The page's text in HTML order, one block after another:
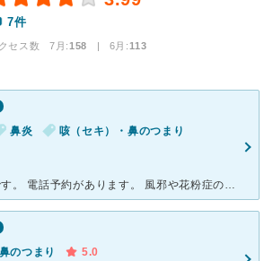
7件
セス数 7月:158 | 6月:113
鼻炎
咳（セキ）・鼻のつまり
とても人気の病院です。 電話予約があります。 風邪や花粉症の時期は電話予約の枠があまり残ってません。 女医さんで、ハキハキとはっきり言う先生です。 わかりやすく相談もしやすいです。
鼻のつまり
5.0